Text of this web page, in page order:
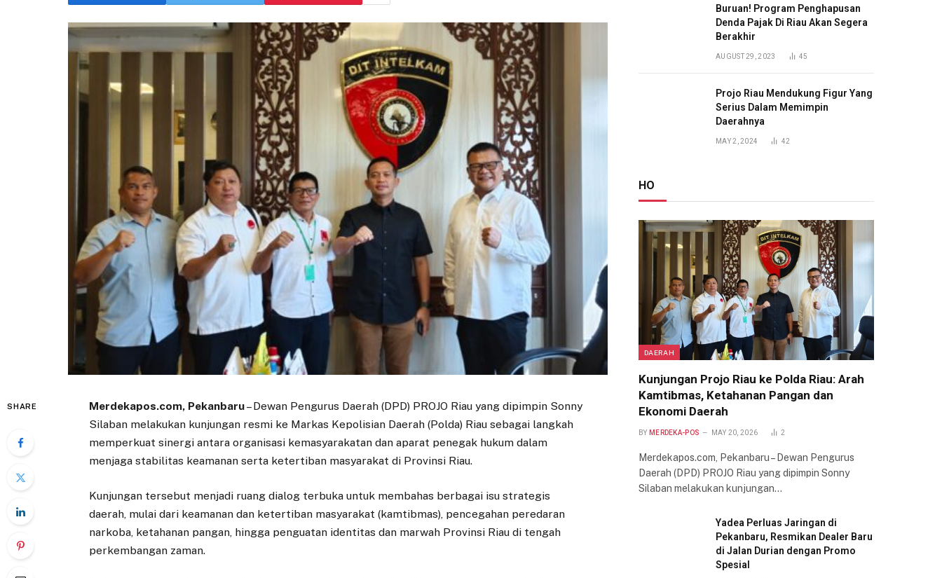
SHARE Merdekapos.com, Pekanbaru– Dewan Pengurus Daerah (DPD) PROJO Riau yang dipimpin Sonny
Silaban melakukan kunjungan resmi ke Markas Kepolisian Daerah (Polda) Riau sebagai langkah
memperkuat sinergi antara organisasi kemasyarakatan dan aparat penegak hukum dalam
menjaga stabilitas keamanan serta ketertiban masyarakat di Provinsi Riau.
Kunjungan tersebut menjadi ruang dialog terbuka untuk membahas berbagai isu strategis
daerah, mulai dari keamanan dan ketertiban masyarakat (kamtibmas), pencegahan peredaran
narkoba, ketahanan pangan, hingga penguatan identitas dan marwah Provinsi Riau di tengah
perkembangan zaman.
Buruan! Program Penghapusan
Denda Pajak Di Riau Akan Segera
Berakhir
AUGUST 29, 2023 45
Projo Riau Mendukung Figur Yang
Serius Dalam Memimpin
Daerahnya
MAY 2, 2024 42
HO
DAERAH
Kunjungan Projo Riau ke Polda Riau: Arah
Kamtibmas, Ketahanan Pangan dan
Ekonomi Daerah
BY MERDEKA-POS MAY 20, 2026 2
Merdekapos.com, Pekanbaru – Dewan Pengurus
Daerah (DPD) PROJO Riau yang dipimpin Sonny
Silaban melakukan kunjungan…
Yadea Perluas Jaringan di
Pekanbaru, Resmikan Dealer Baru
di Jalan Durian dengan Promo
Spesial